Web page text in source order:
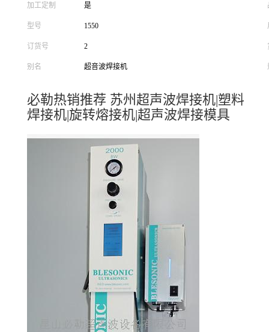
加工定制 是
型号 1550
订货号 2
别名 超音波焊接机
必勒热销推荐 苏州超声波焊接机|塑料
焊接机|旋转熔接机|超声波焊接模具